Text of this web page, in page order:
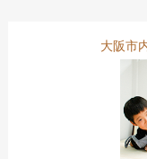
大阪市